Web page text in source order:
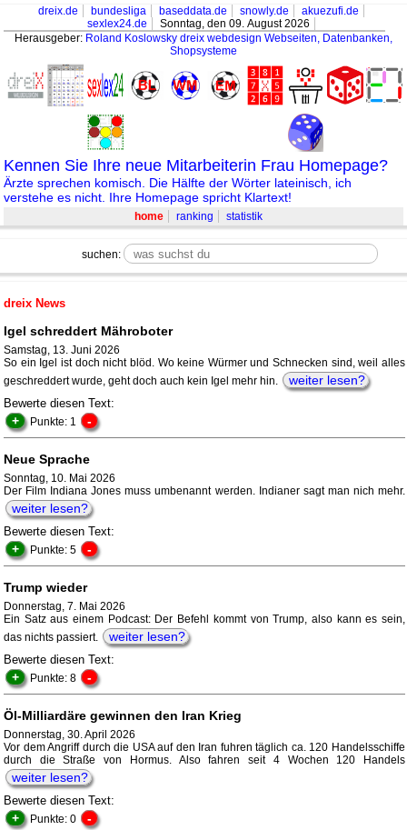
dreix.de bundesliga baseddata.de snowly.de
akuezufi.de
sexlex24.de
Sonntag, den 09. August 2026
Herausgeber: Roland Koslowsky dreix webdesign Webseiten, Datenbanken,
Shopsysteme
Kennen Sie Ihre neue Mitarbeiterin Frau Homepage?
Ärzte sprechen komisch. Die Hälfte der Wörter lateinisch, ich
verstehe es nicht. Ihre Homepage spricht Klartext!
home ranking statistik
suchen:
dreix News
Igel schreddert Mähroboter
Samstag, 13. Juni 2026
So ein Igel ist doch nicht blöd. Wo keine Würmer und Schnecken sind, weil alles
geschreddert wurde, geht doch auch kein Igel mehr hin.
weiter lesen?
Bewerte diesen Text:
+ Punkte: 1 -
Neue Sprache
Sonntag, 10. Mai 2026
Der Film Indiana Jones muss umbenannt werden. Indianer sagt man nich mehr.
weiter lesen?
Bewerte diesen Text:
+ Punkte: 5 -
Trump wieder
Donnerstag, 7. Mai 2026
Ein Satz aus einem Podcast: Der Befehl kommt von Trump, also kann es sein,
das nichts passiert.
weiter lesen?
Bewerte diesen Text:
+ Punkte: 8 -
Öl-Milliardäre gewinnen den Iran Krieg
Donnerstag, 30. April 2026
Vor dem Angriff durch die USA auf den Iran fuhren täglich ca. 120 Handelsschiffe
durch die Straße von Hormus. Also fahren seit 4 Wochen 120 Handels
weiter lesen?
Bewerte diesen Text:
+ Punkte: 0 -